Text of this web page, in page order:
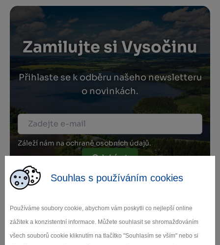
Souhlas s používáním cookies
Používáme soubory cookie, abychom vám poskytli co nejlepší online
zážitek a konzistentní informace. Můžete souhlasit se shromažďováním
všech souborů cookie kliknutím na tlačítko "Souhlasím se vším" nebo si
Zamilujte si Vysočinu
Přihlaste se k odběru našeho newsletteru
o novinkách.
Záleží nám na ochraně osobních údajů.
Odebírat
Naši partneři